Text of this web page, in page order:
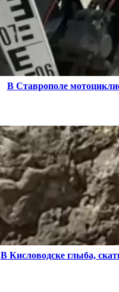
В Ставрополе
В Кисловодске глыба,